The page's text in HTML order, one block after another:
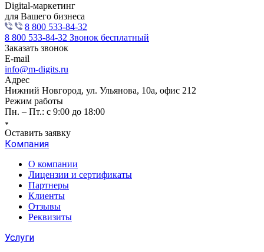
Digital-маркетинг
для Вашего бизнеса
8 800 533-84-32
8 800 533-84-32 Звонок бесплатный
Заказать звонок
E-mail
info@m-digits.ru
Адрес
Нижний Новгород, ул. Ульянова, 10а, офис 212
Режим работы
Пн. – Пт.: с 9:00 до 18:00
Оставить заявку
Компания
О компании
Лицензии и сертификаты
Партнеры
Клиенты
Отзывы
Реквизиты
Услуги